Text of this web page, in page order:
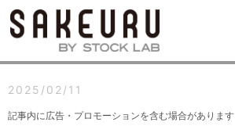
2025/02/11
記事内に広告・プロモーションを含む場合があります